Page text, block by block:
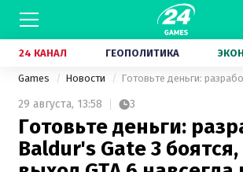
24 КАНАЛ ГЕОПОЛИТИКА
Games Новости
29 августа, 13:58 3
Готовьте деньги:
Baldur's Gate 3 боятся,